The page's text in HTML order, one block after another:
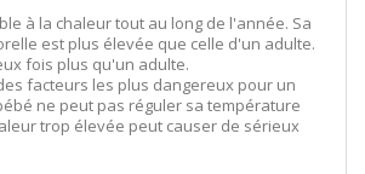
à la chaleur tout au long de l'année. Sa
est plus élevée que celle d'un adulte.
fois plus qu'un adulte.
facteurs les plus dangereux pour un
ne peut pas réguler sa température
trop élevée peut causer de sérieux